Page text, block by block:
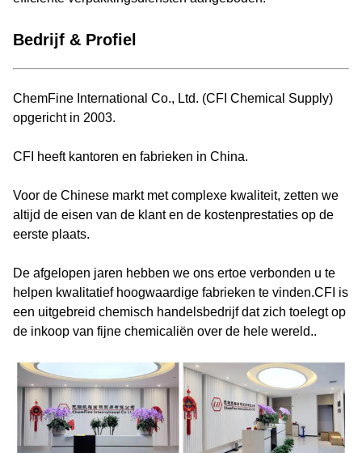
Bedrijf & Profiel
ChemFine International Co., Ltd. (CFI Chemical Supply)
opgericht in 2003.
CFI heeft kantoren en fabrieken in China.
Voor de Chinese markt met complexe kwaliteit, zetten we
altijd de eisen van de klant en de kostenprestaties op de
eerste plaats.
De afgelopen jaren hebben we ons ertoe verbonden u te
helpen kwalitatief hoogwaardige fabrieken te vinden.CFI is
een uitgebreid chemisch handelsbedrijf dat zich toelegt op
de inkoop van fijne chemicaliën over de hele wereld..